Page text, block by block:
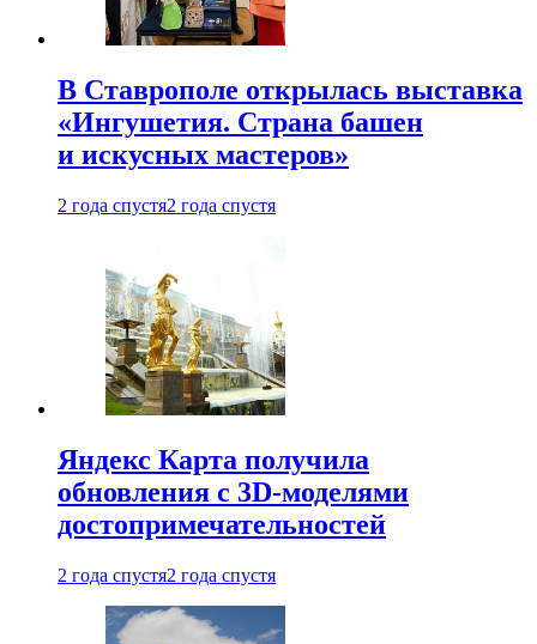
В Ставрополе открылась выставка
«Ингушетия. Страна башен
и искусных мастеров»
2 года спустя2 года спустя
Яндекс Карта получила
обновления с 3D-моделями
достопримечательностей
2 года спустя2 года спустя